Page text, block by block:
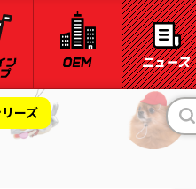
ーズ